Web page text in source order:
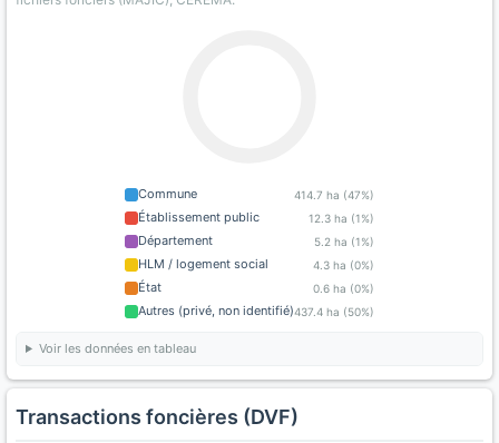
Commune 414.7 ha (47%)
Établissement public 12.3 ha (1%)
Département 5.2 ha (1%)
HLM / logement social 4.3 ha (0%)
État 0.6 ha (0%)
Autres (privé, non identifié)437.4 ha (50%)
Voir les données en tableau
Transactions foncières (DVF)